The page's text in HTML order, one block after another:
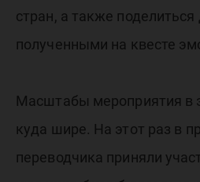
стран, а также поделиться
полученными на квесте
Масштабы мероприятия в
куда шире. На этот раз в
переводчика приняли